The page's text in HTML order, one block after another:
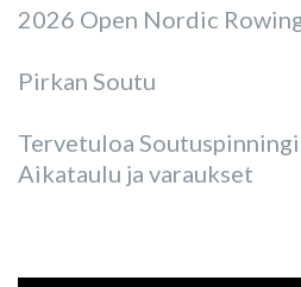
2026 Open Nordic
Pirkan Soutu
Tervetuloa
Aikataulu ja varaukset